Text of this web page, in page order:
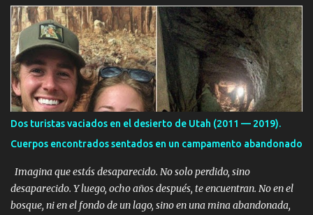
r
i
o
s
Dos turistas vaciados en el desierto de Utah (2011 — 2019).
Cuerpos encontrados sentados en un campamento abandonado
Imagina que estás desaparecido. No solo perdido, sino
desaparecido. Y luego, ocho años después, te encuentran. No en el
bosque, ni en el fondo de un lago, sino en una mina abandonada,